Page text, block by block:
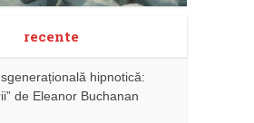
recente
hipnotică:
de Eleanor Buchanan